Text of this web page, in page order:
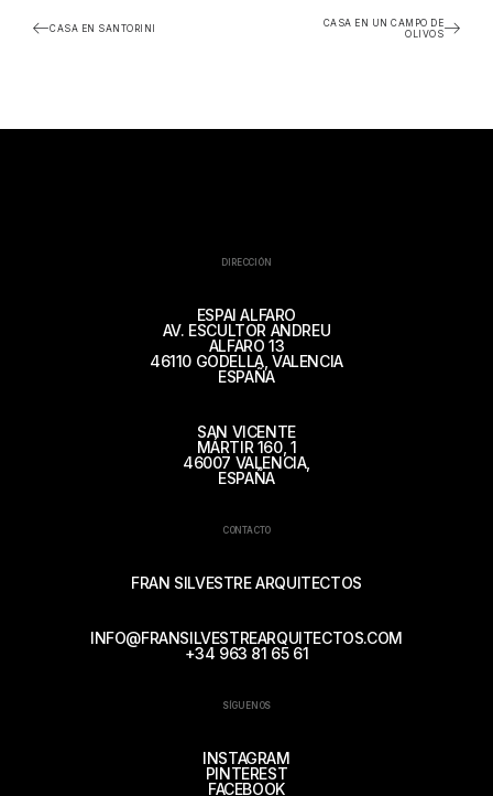
CASA EN SANTORINI
CASA EN UN CAMPO DE
OLIVOS
DIRECCIÓN
ESPAI ALFARO
AV. ESCULTOR ANDREU
ALFARO 13
46110 GODELLA, VALENCIA
ESPAÑA
SAN VICENTE
MÁRTIR 160, 1
46007 VALENCIA,
ESPAÑA
CONTACTO
FRAN SILVESTRE ARQUITECTOS
INFO@FRANSILVESTREARQUITECTOS.COM
+34 963 81 65 61
SÍGUENOS
INSTAGRAM
PINTEREST
FACEBOOK